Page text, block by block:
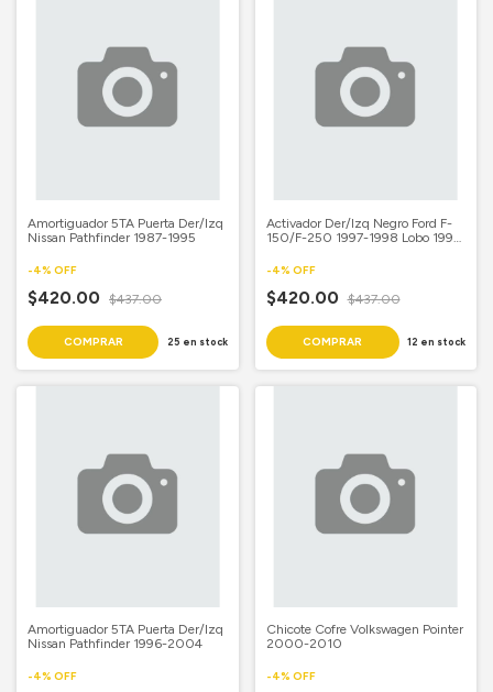
Amortiguador 5TA Puerta Der/Izq
Nissan Pathfinder 1987-1995
-4% OFF
$420.00 $437.00
25 en stock
Activador Der/Izq Negro Ford F-
150/F-250 1997-1998 Lobo 1997-
Grand Marquis 1992-1994
-4% OFF
$420.00 $437.00
12 en stock
Amortiguador 5TA Puerta Der/Izq
Nissan Pathfinder 1996-2004
-4% OFF
Chicote Cofre Volkswagen Pointer
2000-2010
-4% OFF